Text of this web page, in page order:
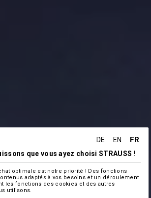
DE EN FR
que vous ayez choisi STRAUSS !
optimale est notre priorité ! Des fonctions
adaptés à vos besoins et un déroulement
les fonctions des cookies et des autres
utilisons.